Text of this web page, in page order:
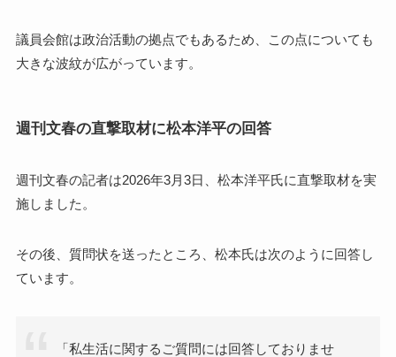
議員会館は政治活動の拠点でもあるため、この点についても
大きな波紋が広がっています。
週刊文春の直撃取材に松本洋平の回答
週刊文春の記者は2026年3月3日、松本洋平氏に直撃取材を実
施しました。
その後、質問状を送ったところ、松本氏は次のように回答し
ています。
「私生活に関するご質問には回答しておりませ